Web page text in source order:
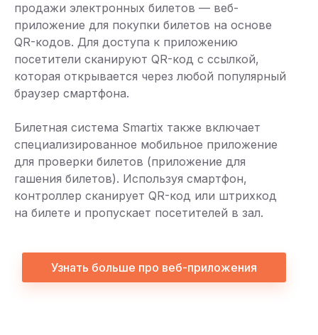
продажи электронных билетов — веб-
приложение для покупки билетов на основе
QR-кодов. Для доступа к приложению
посетители сканируют QR-код с ссылкой,
которая открывается через любой популярный
браузер смартфона.
Билетная система Smartix также включает
специализированное мобильное приложение
для проверки билетов (приложение для
гашения билетов). Используя смартфон,
контроллер сканирует QR-код или штрихкод
на билете и пропускает посетителей в зал.
Узнать больше про веб-приложения